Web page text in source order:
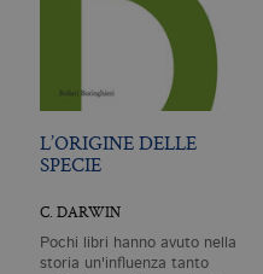
L’ORIGINE DELLE
SPECIE
C. DARWIN
Pochi libri hanno avuto nella
storia un'influenza tanto